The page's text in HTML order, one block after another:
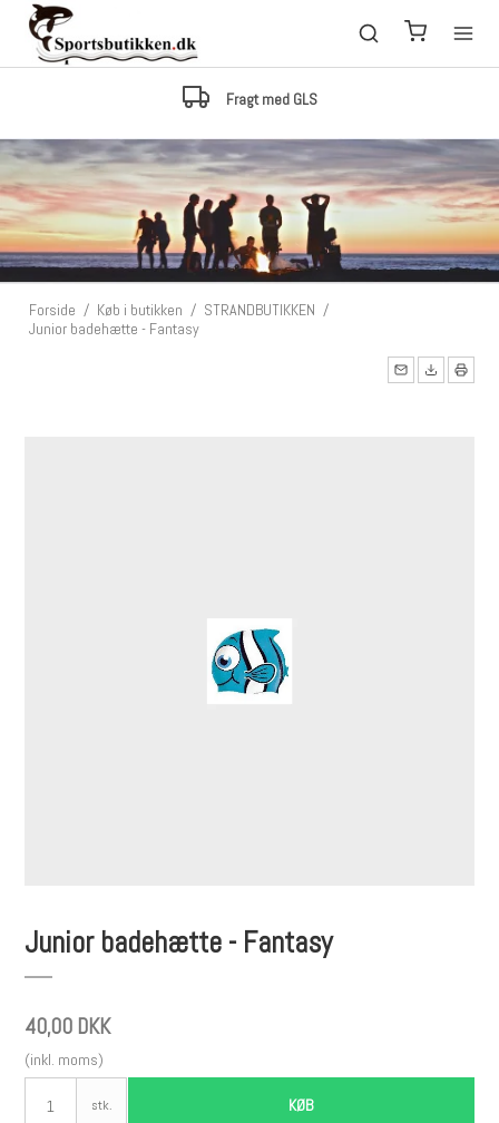
Fragt med GLS
Forside / Køb i butikken / STRANDBUTIKKEN /
Junior badehætte - Fantasy
Junior badehætte - Fantasy
40,00 DKK
(inkl. moms)
stk. KØB